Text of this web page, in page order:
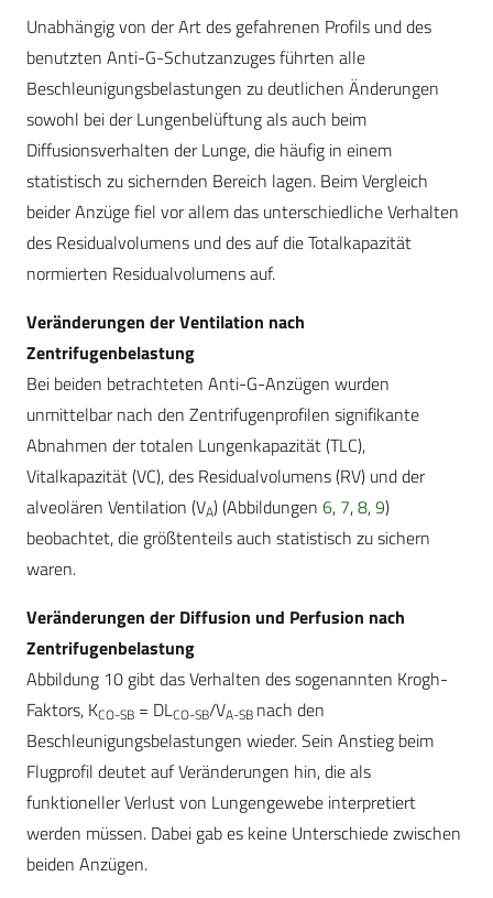
Unabhängig von der Art des gefahrenen Profils und des
benutzten Anti-G-Schutzanzuges führten alle
Beschleunigungsbelastungen zu deutlichen Änderungen
sowohl bei der Lungenbelüftung als auch beim
Diffusionsverhalten der Lunge, die häufig in einem
statistisch zu sichernden Bereich lagen. Beim Vergleich
beider Anzüge fiel vor allem das unterschiedliche Verhalten
des Residualvolumens und des auf die Totalkapazität
normierten Residualvolumens auf.
Veränderungen der Ventilation nach
Zentrifugenbelastung
Bei beiden betrachteten Anti-G-Anzügen wurden
unmittelbar nach den Zentrifugenprofilen signifikante
Abnahmen der totalen Lungenkapazität (TLC),
Vitalkapazität (VC), des Residualvolumens (RV) und der
alveolären Ventilation (VA) (Abbildungen 6, 7,8,9)
beobachtet, die größtenteils auch statistisch zu sichern
waren.
Veränderungen der Diffusion und Perfusion nach
Zentrifugenbelastung
Abbildung 10 gibt das Verhalten des sogenannten Krogh-
Faktors, KCO-SB = DLCO-SB/VA-SB nach den
Beschleunigungsbelastungen wieder. Sein Anstieg beim
Flugprofil deutet auf Veränderungen hin, die als
funktioneller Verlust von Lungengewebe interpretiert
werden müssen. Dabei gab es keine Unterschiede zwischen
beiden Anzügen.